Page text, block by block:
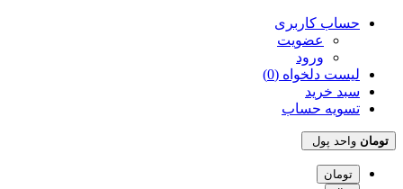
حساب کاربری
عضویت
ورود
لیست دلخواه (0)
سبد خرید
تسویه حساب
تومان واحد پول
تومان